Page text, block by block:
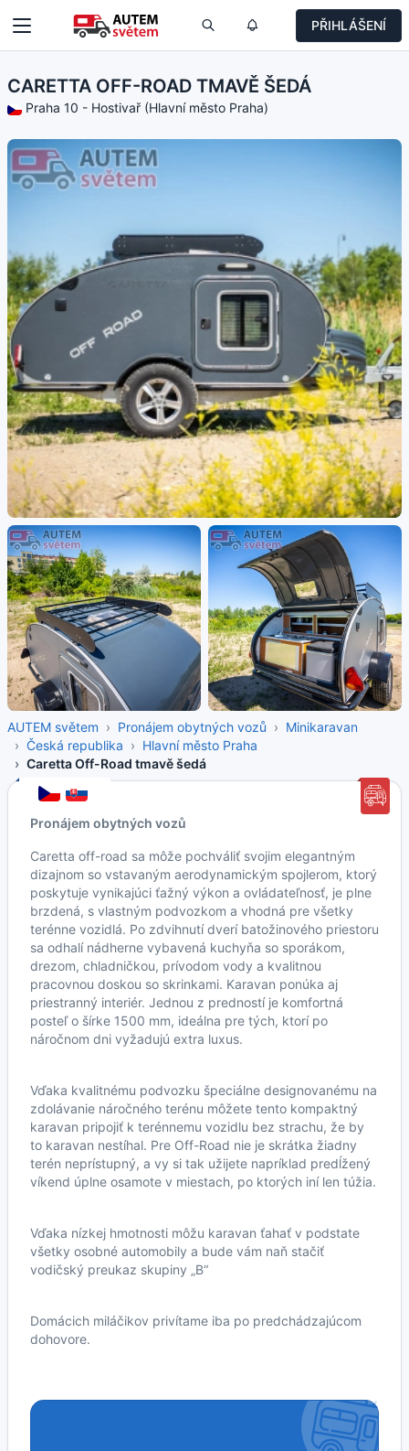
PŘIHLÁŠENÍ
CARETTA OFF-ROAD TMAVĚ ŠEDÁ
Praha 10 - Hostivař (Hlavní město Praha)
AUTEM světem Pronájem obytných vozů
Minikaravan
Česká republika
Hlavní město Praha
Caretta Off-Road tmavě šedá
Pronájem obytných vozů
Caretta off-road sa môže pochváliť svojim elegantným
dizajnom so vstavaným aerodynamickým spojlerom, ktorý
poskytuje vynikajúci ťažný výkon a ovládateľnosť, je plne
brzdená, s vlastným podvozkom a vhodná pre všetky
terénne vozidlá. Po zdvihnutí dverí batožinového priestoru
sa odhalí nádherne vybavená kuchyňa so sporákom,
drezom, chladničkou, prívodom vody a kvalitnou
pracovnou doskou so skrinkami. Karavan ponúka aj
priestranný interiér. Jednou z predností je komfortná
posteľ o šírke 1500 mm, ideálna pre tých, ktorí po
náročnom dni vyžadujú extra luxus.
Vďaka kvalitnému podvozku špeciálne designovanému na
zdolávanie náročného terénu môžete tento kompaktný
karavan pripojiť k terénnemu vozidlu bez strachu, že by
to karavan nestíhal. Pre Off-Road nie je skrátka žiadny
terén neprístupný, a vy si tak užijete napríklad predĺžený
víkend úplne osamote v miestach, po ktorých iní len túžia.
Vďaka nízkej hmotnosti môžu karavan ťahať v podstate
všetky osobné automobily a bude vám naň stačiť
vodičský preukaz skupiny „B“
Domácich miláčikov privítame iba po predchádzajúcom
dohovore.